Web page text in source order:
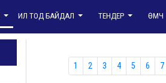
ИЛ ТОД БАЙДАЛ ТЕНДЕР ӨМЧ
1 2 3 4 5 6 7